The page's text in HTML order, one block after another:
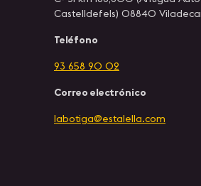
Castelldefels) 08840
Teléfono
93 658 90 02
Correo electrónico
labotiga@estalella.com